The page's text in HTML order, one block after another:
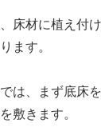
床材に植え付
ます。
は、まず底床
敷きます。